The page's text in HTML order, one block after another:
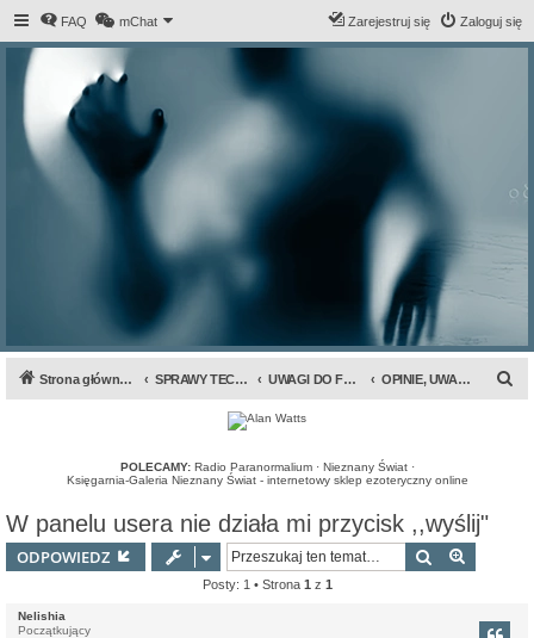
FAQ mChat Zaloguj się
Zarejestruj się
Strona główna forum SPRAWY TECHNICZNE I ORGANIZACYJNE UWAGI DO FORUM I SERWISU INFRA OPINIE, UWAGI I SKARGI
POLECAMY: Radio Paranormalium· Nieznany Świat·
Księgarnia-Galeria Nieznany Świat - internetowy sklep ezoteryczny online
W panelu usera nie działa mi przycisk ,,wyślij"
ODPOWIEDZ Szukaj
Posty: 1 • Strona 1 z 1
Nelishia
Początkujący